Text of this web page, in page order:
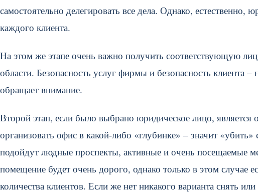
самостоятельно делегировать все дела. Однако, естественно,
каждого клиента.
На этом же этапе очень важно получить соответствующую
области. Безопасность услуг фирмы и безопасность клиента
обращает внимание.
Второй этап, если было выбрано юридическое лицо, является
организовать офис в какой-либо «глубинке» – значит
подойдут людные проспекты, активные и очень посещаемые
помещение будет очень дорого, однако только в этом случае
количества клиентов. Если же нет никакого варианта снять